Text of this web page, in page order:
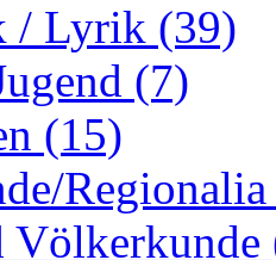
/ Lyrik (39)
(7)
(15)
Völkerkunde